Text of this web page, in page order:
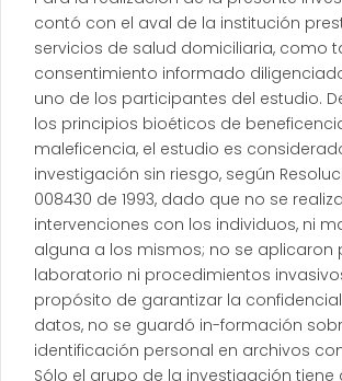
contó con el aval de la institución
servicios de salud domiciliaria, como
consentimiento informado
uno de los participantes del estudio.
los principios bioéticos de
maleficencia, el estudio es
investigación sin riesgo, según
008430 de 1993, dado que no se
intervenciones con los individuos, ni
alguna a los mismos; no se aplicaron
laboratorio ni procedimientos
propósito de garantizar la
datos, no se guardó in-formación
identificación personal en archivos
Sólo el grupo de la investigación